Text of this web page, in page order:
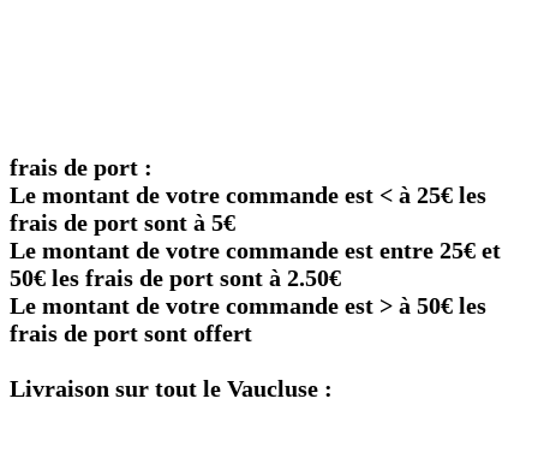
frais de port :
Le montant de votre commande est < à 25€ les
frais de port sont à 5€
Le montant de votre commande est entre 25€ et
50€ les frais de port sont à 2.50€
Le montant de votre commande est > à 50€ les
frais de port sont offert
Livraison sur tout le Vaucluse :